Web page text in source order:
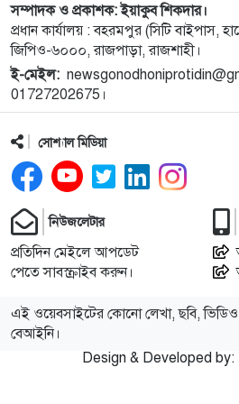
নগরীতে মাদক বিরোধী পৃথক
১০
নগরীতে মাসব্যাপী বৃক্ষরোপণ ও
উদ্বোধন
১১
থাইল্যান্ডে স্কুলে গুলিতে নিহত
১২
গণমাধ্যম শক্তিশালী হলেই
১৩
হুমকি ইরানের
বিটিভির নতুন মহাপরিচালক
সম্পাদক ও প্রকাশক: ইয়াকুব শিকদার।
প্রধান কার্যালয় : বহরমপুর (সিটি বাইপাস,
জিপিও-৬০০০, রাজপাড়া, রাজশাহী।
ই-মেইল:
01727202675।
সোশ্যাল মিডিয়া
নিউজলেটার
প্রতিদিন মেইলে আপডেট
পেতে সাবস্ক্রাইব করুন।
এই ওয়েবসাইটের কোনো লেখা, ছবি,
বেআইনি।
Design & Developed by: